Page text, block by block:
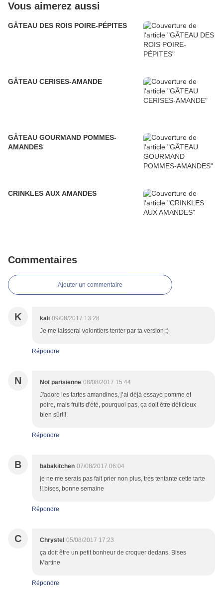
Vous aimerez aussi
GÂTEAU DES ROIS POIRE-PÉPITES
GÂTEAU CERISES-AMANDE
GÂTEAU GOURMAND POMMES-
AMANDES
CRINKLES AUX AMANDES
Commentaires
Ajouter un commentaire
K kali 09/08/2017 13:28
Je me laisserai volontiers tenter par ta version :)
Répondre
N Not parisienne 08/08/2017 15:44
J'adore les tartes amandines, j’ai déjà essayé pomme et
poire, mais fruits d'été, pourquoi pas, ça doit être délicieux
bien sûr!!!
Répondre
B babakitchen 07/08/2017 06:04
je ne me serais pas fait prier non plus, très tentante cette tarte
!! bises, bonne semaine
Répondre
C Chrystel 05/08/2017 17:23
ça doit être un petit bonheur de croquer dedans. Bises
Martine
Répondre